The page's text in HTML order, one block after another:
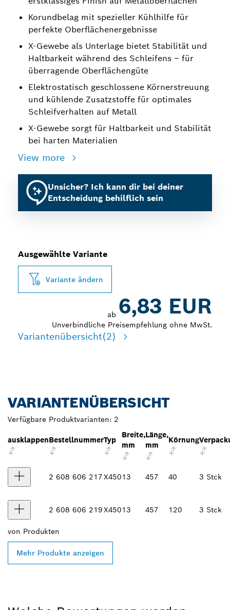
Korundbelag mit spezieller Kühlhilfe für
perfekte Oberflächenergebnisse
X-Gewebe als Unterlage bietet Stabilität und
Haltbarkeit während des Schleifens – für
überragende Oberflächengüte
Elektrostatisch geschlossene Körnerstreuung
und kühlende Zusatzstoffe für optimales
Schleifverhalten auf Metall
X-Gewebe sorgt für Haltbarkeit und Stabilität
bei harten Materialien
View more
Unsicher? Ich kann dir bei deiner
Entscheidung behilflich sein
Ausgewählte Variante
Variante ändern
ab 6,83 EUR
Unverbindliche Preisempfehlung ohne MwSt.
Variantenübersicht(2)
VARIANTENÜBERSICHT
Verfügbare Produktvarianten: 2
ausklappenBestellnummerTyp
Breite,
mm
Länge,
mm
Körnung
2 608 606 217X45013 457 40 3 Stck
2 608 606 219X45013 457 120 3 Stck
von Produkten
Mehr Produkte anzeigen